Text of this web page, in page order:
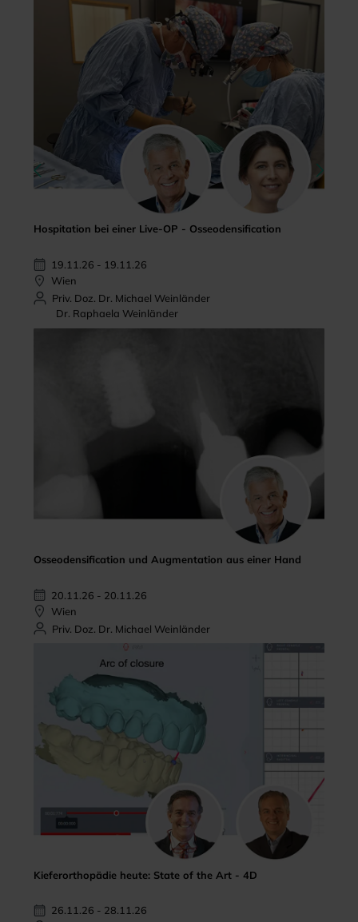
Hospitation bei einer Live-OP - Osseodensification
19.11.26 - 19.11.26
Wien
Priv. Doz. Dr. Michael Weinländer
Dr. Raphaela Weinländer
Osseodensification und Augmentation aus einer Hand
20.11.26 - 20.11.26
Wien
Priv. Doz. Dr. Michael Weinländer
Kieferorthopädie heute: State of the Art - 4D
26.11.26 - 28.11.26